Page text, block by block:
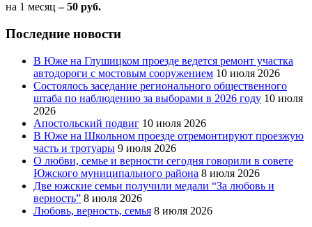
на 1 месяц – 50 руб.
Последние новости
В Юже на Глушицком проезде ведется ремонт участка
автодороги с мостовым сооружением 10 июля 2026
Состоялось заседание регионального общественного
штаба по наблюдению за выборами в 2026 году 10 июля
2026
Апостольский подвиг 10 июля 2026
В Юже на Школьном проезде отремонтируют проезжую
часть и тротуары 9 июля 2026
О любви, семье и верности сегодня говорили в совете
Южского муниципального района 8 июля 2026
Две южские семьи получили медали “За любовь и
верность” 8 июля 2026
Любовь, верность, семья 8 июля 2026